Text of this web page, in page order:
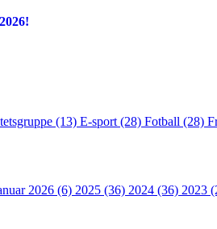
(13) E-sport (28) Fotball (28)
2026 (6) 2025 (36) 2024 (36) 2023